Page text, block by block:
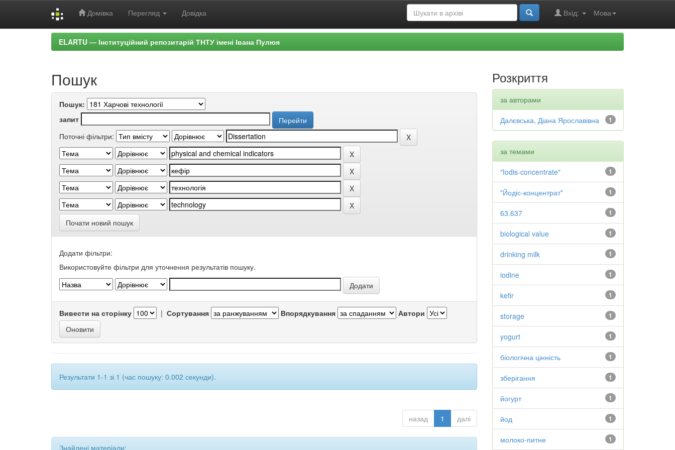
Домівка Перегляд Довідка Мова
Вхід:
ELARTU — Інституційний репозитарій ТНТУ імені Івана Пулюя
Пошук
Пошук:
запит
Поточні фільтри:
Почати новий пошук
Додати фільтри:
Використовуйте фільтри для уточнення результатів пошуку.
Вивести на сторінку | Сортування Впорядкування Автори
Результати 1-1 зі 1 (час пошуку: 0.002 секунди).
назад 1 далі
Знайдені матеріали:
Розкриття
за авторами
1
Далєвська, Діана Ярославівна
за темами
1
"Iodis-concentrate"
1
"Йодіс-концентрат"
1
63.637
1
biological value
1
drinking milk
1
iodine
1
kefir
1
storage
1
yogurt
1
біологічна цінність
1
зберігання
1
йогурт
1
йод
1
молоко-питне